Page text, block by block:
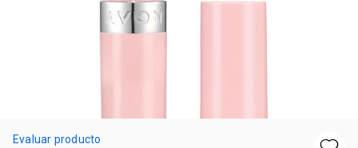
Evaluar producto